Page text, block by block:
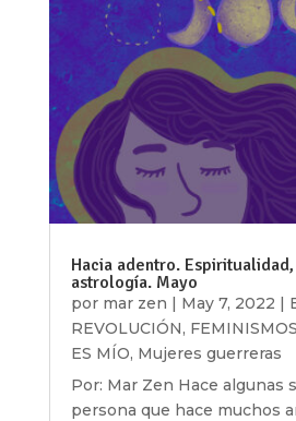
Hacia adentro.
astrología. Mayo
por mar zen | May 7, 2022 |
REVOLUCIÓN, FEMINISMOS
ES MÍO, Mujeres guerreras
Por: Mar Zen Hace algunas
persona que hace muchos